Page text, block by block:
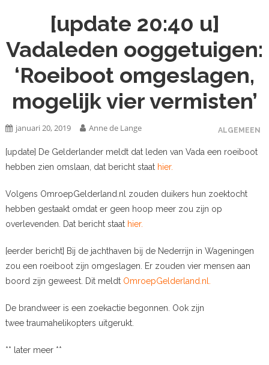
[update 20:40 u]
Vadaleden ooggetuigen:
‘Roeiboot omgeslagen,
mogelijk vier vermisten’
ALGEMEEN
januari 20, 2019 Anne de Lange
[update] De Gelderlander meldt dat leden van Vada een roeiboot
hebben zien omslaan, dat bericht staat hier.
Volgens OmroepGelderland.nl zouden duikers hun zoektocht
hebben gestaakt omdat er geen hoop meer zou zijn op
overlevenden. Dat bericht staat hier.
[eerder bericht] Bij de jachthaven bij de Nederrijn in Wageningen
zou een roeiboot zijn omgeslagen. Er zouden vier mensen aan
boord zijn geweest. Dit meldt OmroepGelderland.nl.
De brandweer is een zoekactie begonnen. Ook zijn
twee traumahelikopters uitgerukt.
** later meer **